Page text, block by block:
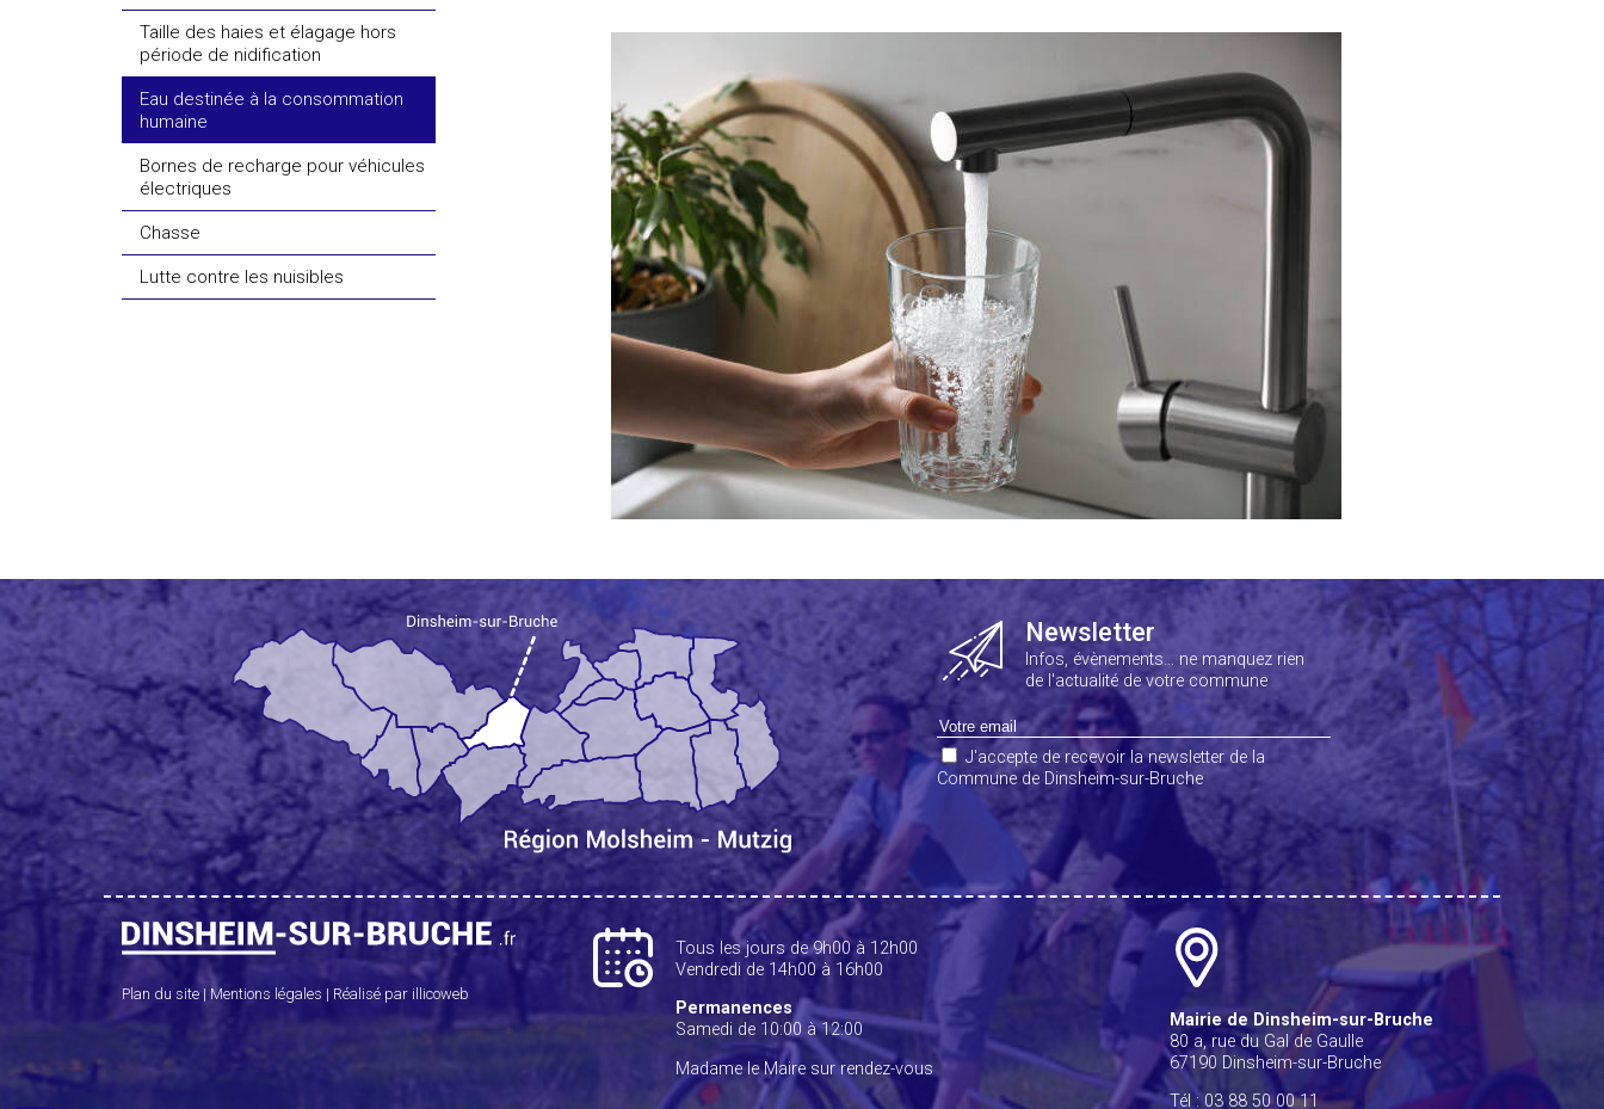
Taille des haies et élagage hors
période de nidification
Eau destinée à la consommation
humaine
Bornes de recharge pour véhicules
électriques
Chasse
Lutte contre les nuisibles
Newsletter
Infos, évènements… ne manquez rien
de l'actualité de votre commune
J'accepte de recevoir la newsletter de la
Commune de Dinsheim-sur-Bruche
Plan du site | Mentions légales | Réalisé par illicoweb
Tous les jours de 9h00 à 12h00
Vendredi de 14h00 à 16h00
Permanences
Samedi de 10:00 à 12:00
Madame le Maire sur rendez-vous
Mairie de Dinsheim-sur-Bruche
80 a, rue du Gal de Gaulle
67190 Dinsheim-sur-Bruche
Tél : 03 88 50 00 11